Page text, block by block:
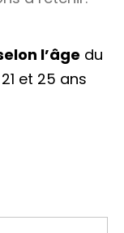
l’âge du
et 25 ans